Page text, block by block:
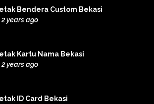
Bendera Custom Bekasi
2 years ago
Kartu Nama Bekasi
2 years ago
ID Card Bekasi